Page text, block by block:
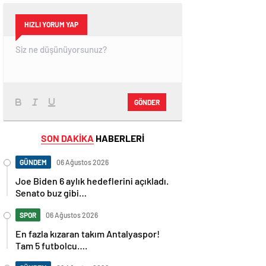
HIZLI YORUM YAP
GÖNDER
SON DAKİKA HABERLERİ
GÜNDEM 06 Ağustos 2026
Joe Biden 6 aylık hedeflerini açıkladı.
Senato buz gibi…
SPOR 06 Ağustos 2026
En fazla kızaran takım Antalyaspor!
Tam 5 futbolcu….